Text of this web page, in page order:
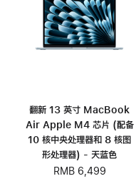
翻新 13 英寸 MacBook
Air Apple M4 芯片 (配备
10 核中央处理器和 8 核图
形处理器) - 天蓝色
RMB 6,499